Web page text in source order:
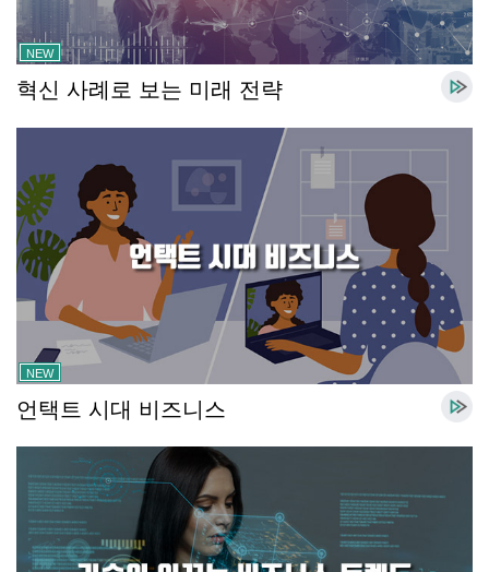
NEW
혁신 사례로 보는 미래 전략
NEW
언택트 시대 비즈니스